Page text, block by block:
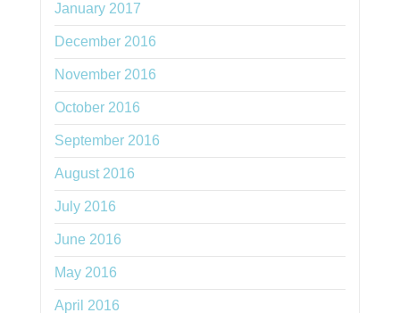
January 2017
December 2016
November 2016
October 2016
September 2016
August 2016
July 2016
June 2016
May 2016
April 2016